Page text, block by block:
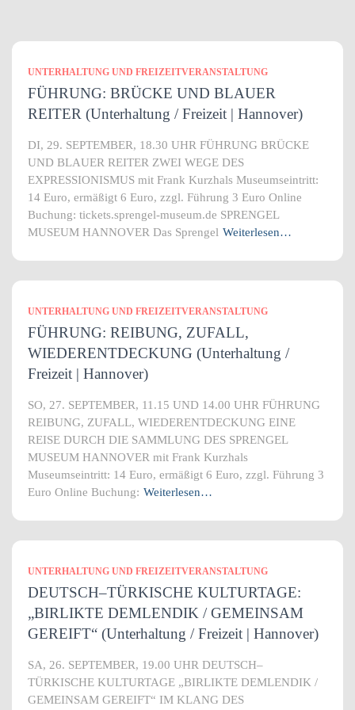
UNTERHALTUNG UND FREIZEITVERANSTALTUNG
FÜHRUNG: BRÜCKE UND BLAUER
REITER (Unterhaltung / Freizeit | Hannover)
DI, 29. SEPTEMBER, 18.30 UHR FÜHRUNG BRÜCKE
UND BLAUER REITER ZWEI WEGE DES
EXPRESSIONISMUS mit Frank Kurzhals Museumseintritt:
14 Euro, ermäßigt 6 Euro, zzgl. Führung 3 Euro Online
Buchung: tickets.sprengel-museum.de SPRENGEL
MUSEUM HANNOVER Das Sprengel Weiterlesen…
UNTERHALTUNG UND FREIZEITVERANSTALTUNG
FÜHRUNG: REIBUNG, ZUFALL,
WIEDERENTDECKUNG (Unterhaltung /
Freizeit | Hannover)
SO, 27. SEPTEMBER, 11.15 UND 14.00 UHR FÜHRUNG
REIBUNG, ZUFALL, WIEDERENTDECKUNG EINE
REISE DURCH DIE SAMMLUNG DES SPRENGEL
MUSEUM HANNOVER mit Frank Kurzhals
Museumseintritt: 14 Euro, ermäßigt 6 Euro, zzgl. Führung 3
Euro Online Buchung: Weiterlesen…
UNTERHALTUNG UND FREIZEITVERANSTALTUNG
DEUTSCH–TÜRKISCHE KULTURTAGE:
„BIRLIKTE DEMLENDIK / GEMEINSAM
GEREIFT“ (Unterhaltung / Freizeit | Hannover)
SA, 26. SEPTEMBER, 19.00 UHR DEUTSCH–
TÜRKISCHE KULTURTAGE „BIRLIKTE DEMLENDIK /
GEMEINSAM GEREIFT“ IM KLANG DES